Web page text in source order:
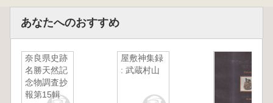
あなたへのおすすめ
奈良県史跡
名勝天然記
念物調査抄
報第15輯
屋敷神集録
: 武蔵村山